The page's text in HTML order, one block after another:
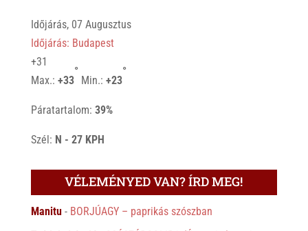
Időjárás, 07 Augusztus
Időjárás: Budapest
+31
Max.: +33
°
Min.: +23
°
Páratartalom: 39%
Szél: N - 27 KPH
VÉLEMÉNYED VAN? ÍRD MEG!
Manitu- BORJÚAGY – paprikás szószban